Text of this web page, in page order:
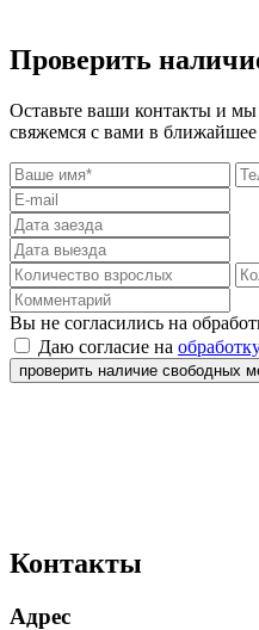
Проверить
Оставьте ваши контакты и мы
свяжемся с вами в
Вы не согласились на
Даю согласие на
проверить наличие свободных
Контакты
Адрес